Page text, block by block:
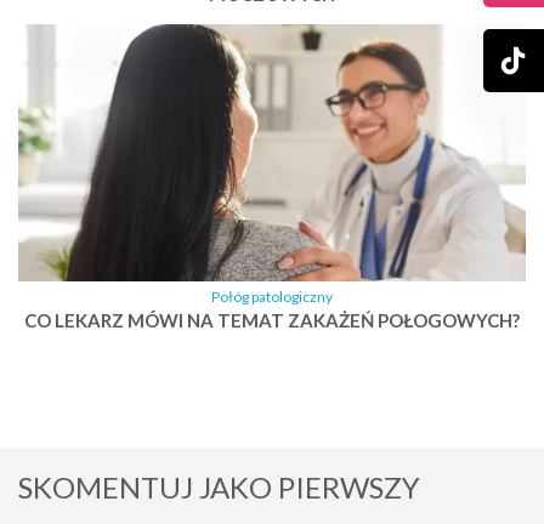
Połóg patologiczny
CO LEKARZ MÓWI NA TEMAT ZAKAŻEŃ POŁOGOWYCH?
SKOMENTUJ JAKO PIERWSZY